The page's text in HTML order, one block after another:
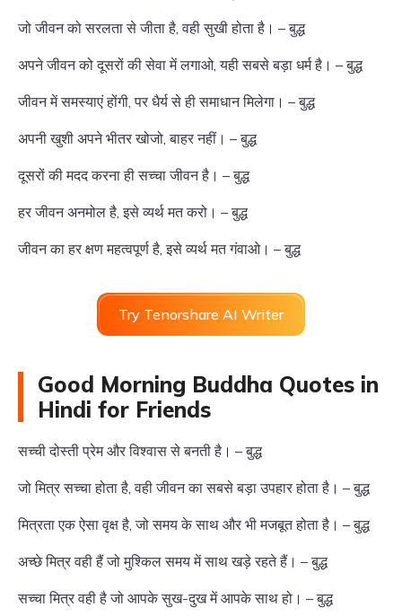
जो जीवन को सरलता से जीता है, वही सुखी होता है। – बुद्ध
अपने जीवन को दूसरों की सेवा में लगाओ, यही सबसे बड़ा धर्म है। – बुद्ध
जीवन में समस्याएं होंगी, पर धैर्य से ही समाधान मिलेगा। – बुद्ध
अपनी खुशी अपने भीतर खोजो, बाहर नहीं। – बुद्ध
दूसरों की मदद करना ही सच्चा जीवन है। – बुद्ध
हर जीवन अनमोल है, इसे व्यर्थ मत करो। – बुद्ध
जीवन का हर क्षण महत्वपूर्ण है, इसे व्यर्थ मत गंवाओ। – बुद्ध
Try Tenorshare AI Writer
Good Morning Buddha Quotes in
Hindi for Friends
सच्ची दोस्ती प्रेम और विश्वास से बनती है। – बुद्ध
जो मित्र सच्चा होता है, वही जीवन का सबसे बड़ा उपहार होता है। – बुद्ध
मित्रता एक ऐसा वृक्ष है, जो समय के साथ और भी मजबूत होता है। – बुद्ध
अच्छे मित्र वही हैं जो मुश्किल समय में साथ खड़े रहते हैं। – बुद्ध
सच्चा मित्र वही है जो आपके सुख-दुख में आपके साथ हो। – बुद्ध